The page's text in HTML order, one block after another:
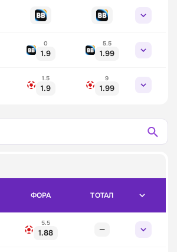
0
1.9
5.5
1.99
1.5
1.9
9
1.99
ФОРА ТОТАЛ
5.5
1.88 —